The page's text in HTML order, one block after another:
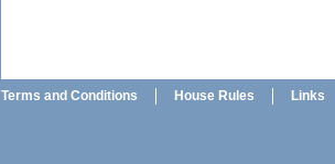
Terms and Conditions House Rules Links